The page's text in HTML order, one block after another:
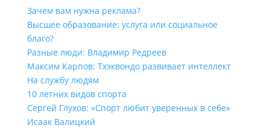
Зачем вам нужна реклама?
Высшее образование: услуга или социальное
благо?
Разные люди: Владимир Редреев
Максим Карпов: Тхэквондо развивает интеллект
На службу людям
10 летних видов спорта
Сергей Глухов: «Спорт любит уверенных в себе»
Исаак Валицкий